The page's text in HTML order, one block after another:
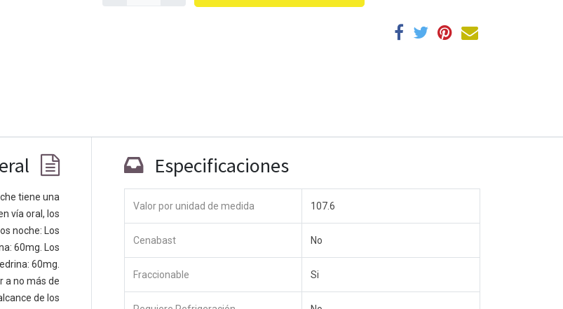
tiene una
vía oral, los
noche: Los
60mg. Los
60mg.
a no más de
de los
Especificaciones
Valor por unidad de medida 107.6
Cenabast No
Fraccionable Si
cuyo objetivo es
productos disruptivos.
resolver sus problemas
diseñados para
a optimizar su
Contacte con nosotros
Contáctenos
info@yourcompany.ejemplo.com
+1 (650) 555-0111